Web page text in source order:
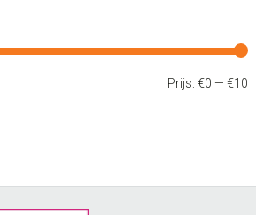
Prijs:€0 —€10